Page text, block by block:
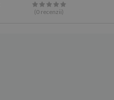
(0 recenzii)